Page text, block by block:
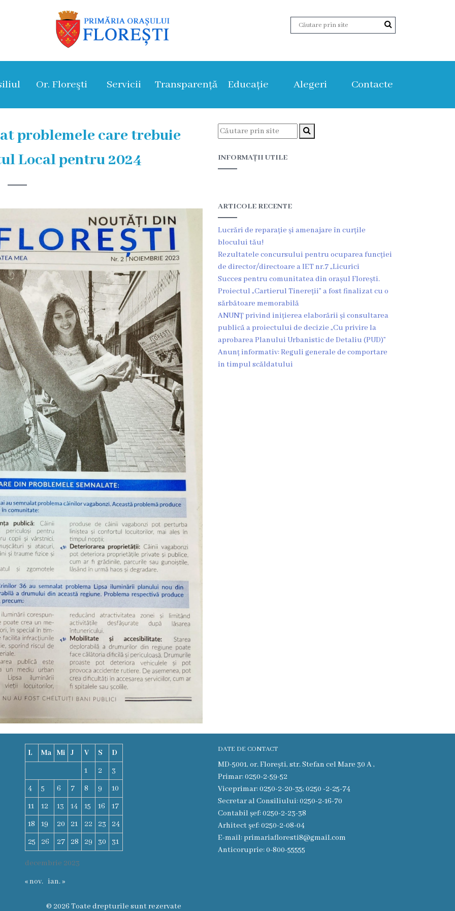
Or. Floreşti Servicii Transparență Educație Alegeri Contacte
problemele care trebuie
Local pentru 2024
INFORMAȚII UTILE
ARTICOLE RECENTE
Lucrări de reparație și amenajare în curțile
blocului tău!
Rezultatele concursului pentru ocuparea funcției
de director/directoare a IET nr.7 „Licurici
Succes pentru comunitatea din orașul Florești.
Proiectul „Cartierul Tinereții” a fost finalizat cu o
sărbătoare memorabilă
ANUNȚ privind inițierea elaborării și consultarea
publică a proiectului de decizie „Cu privire la
aprobarea Planului Urbanistic de Detaliu (PUD)”
Anunț informativ: Reguli generale de comportare
în timpul scăldatului
decembrie 2023
L Ma Mi J V S
D
1
2
3
4
5 6 7 8 9
10
11
12 13 14 15 16
17
18
19 20 21 22 23
24
25
26 27 28 29 30 31
« nov. ian. »
DATE DE CONTACT
MD-5001, or. Florești, str. Stefan cel Mare 30 A ,
Primar: 0250-2-59-52
Viceprimar: 0250-2-20-35; 0250 -2-25-74
Secretar al Consiliului: 0250-2-16-70
Contabil șef: 0250-2-23-38
Arhitect şef: 0250-2-08-04
E-mail: primariafloresti8@gmail.com
Anticoruprie: 0-800-55555
© 2026 Toate drepturile sunt rezervate